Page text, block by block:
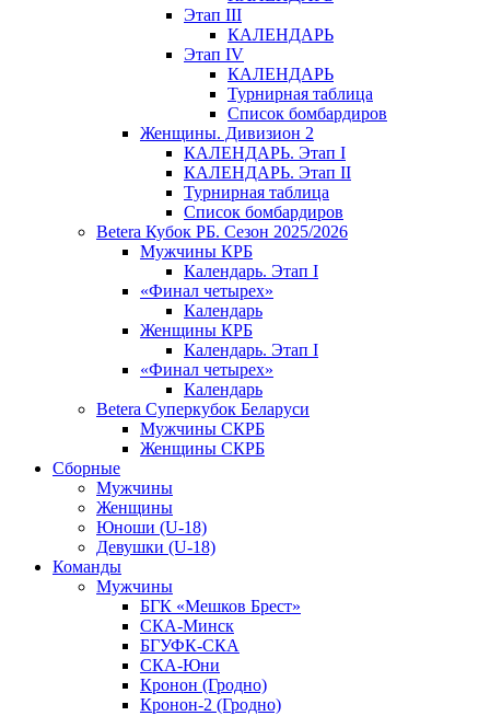
Этап III
КАЛЕНДАРЬ
Этап IV
КАЛЕНДАРЬ
Турнирная таблица
Список бомбардиров
Женщины. Дивизион 2
КАЛЕНДАРЬ. Этап I
КАЛЕНДАРЬ. Этап II
Турнирная таблица
Список бомбардиров
Betera Кубок РБ. Сезон 2025/2026
Мужчины КРБ
Календарь. Этап I
«Финал четырех»
Календарь
Женщины КРБ
Календарь. Этап I
«Финал четырех»
Календарь
Betera Суперкубок Беларуси
Мужчины СКРБ
Женщины СКРБ
Сборные
Мужчины
Женщины
Юноши (U-18)
Девушки (U-18)
Команды
Мужчины
БГК «Мешков Брест»
СКА-Минск
БГУФК-СКА
СКА-Юни
Кронон (Гродно)
Кронон-2 (Гродно)